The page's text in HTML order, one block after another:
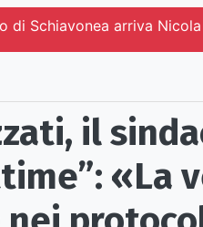
di Schiavonea arriva
il
«La